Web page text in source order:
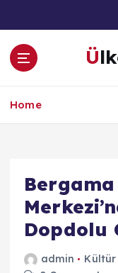
a
Home
Dopdolu
admin